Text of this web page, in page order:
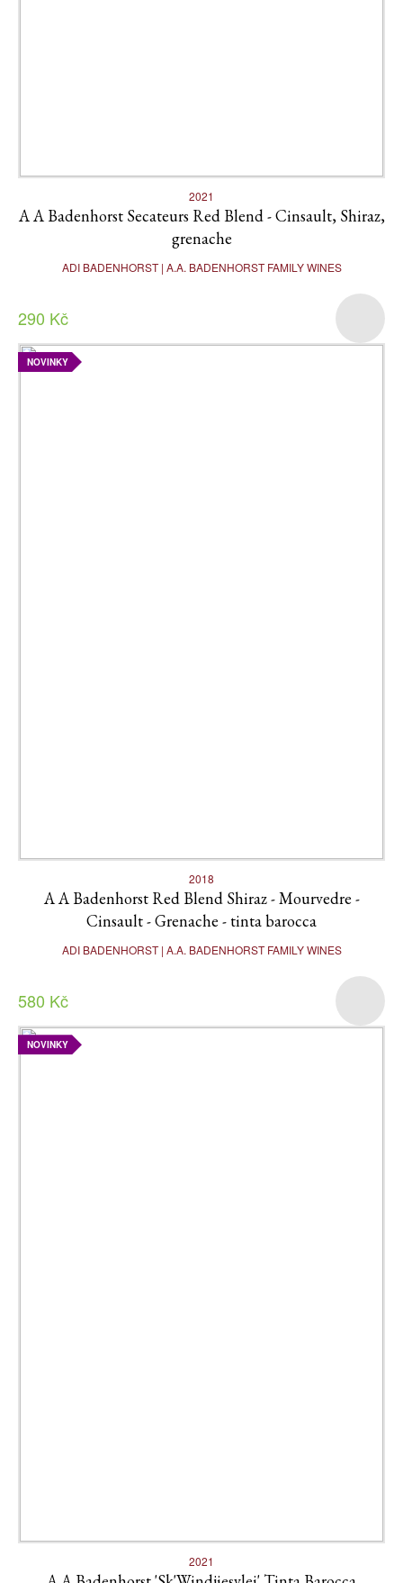
2021
A A Badenhorst Secateurs Red Blend - Cinsault, Shiraz,
grenache
ADI BADENHORST | A.A. BADENHORST FAMILY WINES
290 Kč
NOVINKY
2018
A A Badenhorst Red Blend Shiraz - Mourvedre -
Cinsault - Grenache - tinta barocca
ADI BADENHORST | A.A. BADENHORST FAMILY WINES
580 Kč
NOVINKY
2021